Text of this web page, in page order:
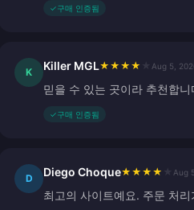
✓구매 인증됨
K Killer MGL★ ★ ★ ★ Aug 5,
믿을 수 있는 곳이라 추천합니
✓구매 인증됨
D Diego Choque★ ★ ★ ★ Aug
최고의 사이트예요. 주문 처